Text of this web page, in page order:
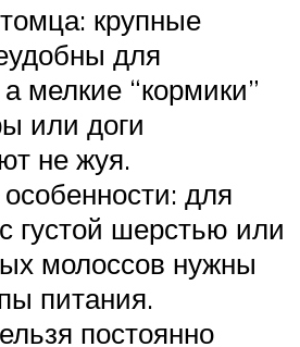
крупные
для
мелкие “кормики”
или доги
не жуя.
для
густой шерстью или
молоссов нужны
питания.
постоянно